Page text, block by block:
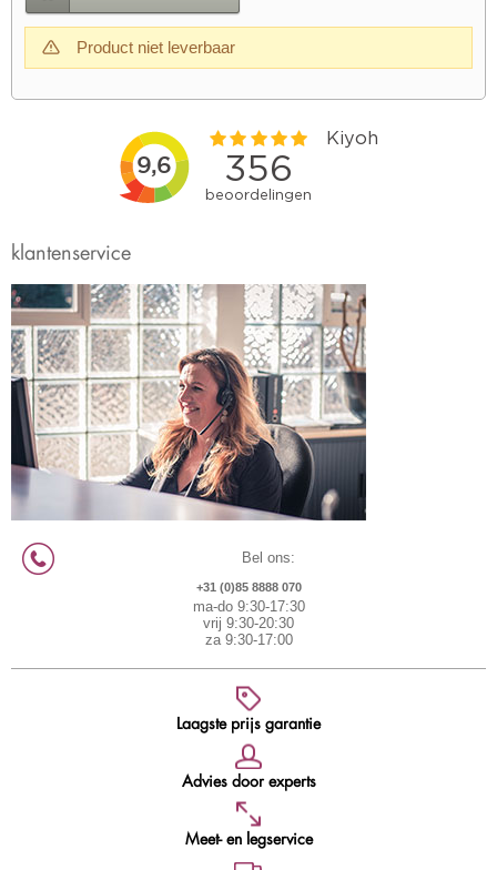
Product niet leverbaar
klantenservice
Bel ons:
+31 (0)85 8888 070
ma-do 9:30-17:30
vrij 9:30-20:30
za 9:30-17:00
Laagste prijs garantie
Advies door experts
Meet- en legservice